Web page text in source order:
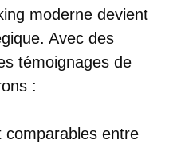
moderne devient
Avec des
témoignages de
:
comparables entre